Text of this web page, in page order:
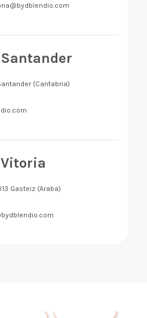
Santander
(Cantabria)
Vitoria
Gasteiz (Araba)